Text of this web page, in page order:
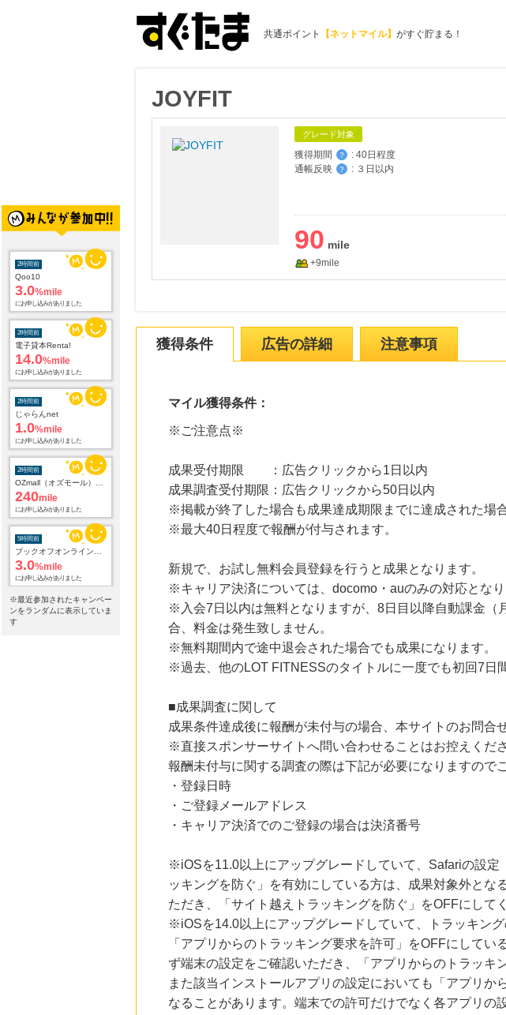
共通ポイント 【ネットマイル】 がすぐ貯まる！
2時間前
Qoo10
3.0%mile
にお申し込みがありました
2時間前
電子貸本Renta!
14.0%mile
にお申し込みがありました
2時間前
じゃらんnet
1.0%mile
にお申し込みがありました
2時間前
240mile
にお申し込みがありました
5時間前
3.0%mile
にお申し込みがありました
20時間前
楽天市場
※最近参加されたキャンペー
ンをランダムに表示していま
す
JOYFIT
グレード対象
獲得期間 ？ : 40日程度
通帳反映
？ : ３日以内
90
+9mile
獲得条件 広告の詳細 注意事項
マイル獲得条件：
※ご注意点※
成果受付期限 ：広告クリックから1日以内
成果調査受付期限：広告クリックから50日以内
※掲載が終了した場合も成果達成期限までに達成された場
※最大40日程度で報酬が付与されます。
新規で、お試し無料会員登録を行うと成果となります。
※キャリア決済については、docomo・auのみの対応となり
※入会7日以内は無料となりますが、8日目以降自動課金（
合、料金は発生致しません。
※無料期間内で途中退会された場合でも成果になります。
※過去、他のLOT FITNESSのタイトルに一度でも初回7日
■成果調査に関して
成果条件達成後に報酬が未付与の場合、本サイトのお問合
※直接スポンサーサイトへ問い合わせることはお控えくださ
報酬未付与に関する調査の際は下記が必要になりますので
・登録日時
・ご登録メールアドレス
・キャリア決済でのご登録の場合は決済番号
※iOSを11.0以上にアップグレードしていて、Safariの設
ッキングを防ぐ」を有効にしている方は、成果対象外と
ただき、「サイト越えトラッキングを防ぐ」をOFFにして
※iOSを14.0以上にアップグレードしていて、トラッキン
「アプリからのトラッキング要求を許可」をOFFにして
ず端末の設定をご確認いただき、「アプリからのトラッキ
また該当インストールアプリの設定においても「アプリ
なることがあります。端末での許可だけでなく各アプリ